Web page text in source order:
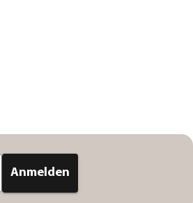
Anmelden